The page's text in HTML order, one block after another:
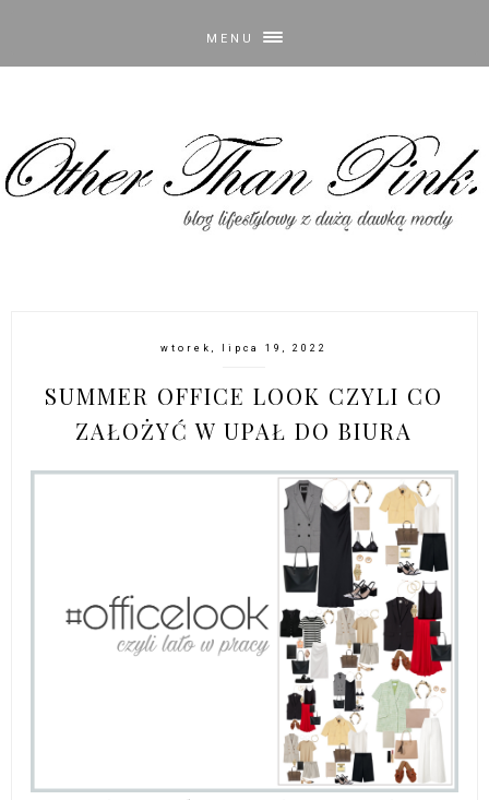
MENU
wtorek, lipca 19, 2022
SUMMER OFFICE LOOK CZYLI CO
ZAŁOŻYĆ W UPAŁ DO BIURA